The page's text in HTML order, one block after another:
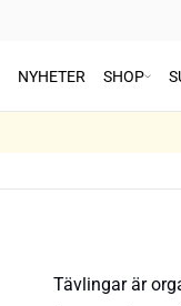
NYHETER SHOP
Tävlingar är